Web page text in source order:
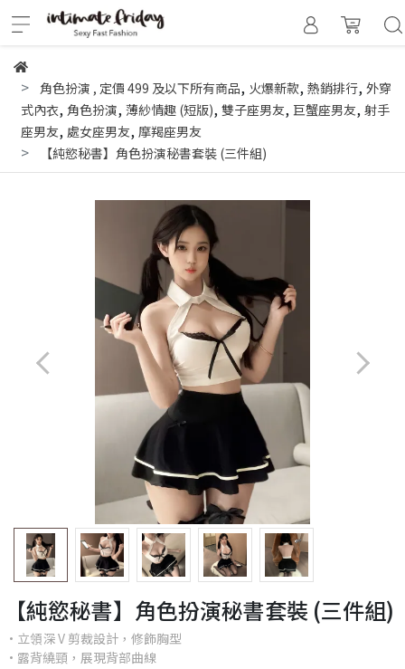
角色扮演 , 定價 499 及以下所有商品, 火爆新款, 熱銷排行, 外穿
式內衣, 角色扮演, 薄紗情趣 (短版), 雙子座男友, 巨蟹座男友, 射手
座男友, 處女座男友, 摩羯座男友
【純慾秘書】角色扮演秘書套裝 (三件組)
【純慾秘書】角色扮演秘書套裝 (三件組)
•立領深 V 剪裁設計，修飾胸型
•露背繞頸，展現背部曲線